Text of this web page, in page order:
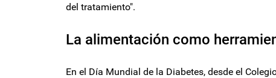
del tratamiento".
La alimentación como
En el Día Mundial de la Diabetes, desde el